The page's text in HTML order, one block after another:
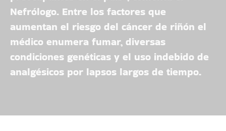
Nefrólogo. Entre los factores que
aumentan el riesgo del cáncer de riñón el
médico enumera fumar, diversas
condiciones genéticas y el uso indebido de
analgésicos por lapsos largos de tiempo.